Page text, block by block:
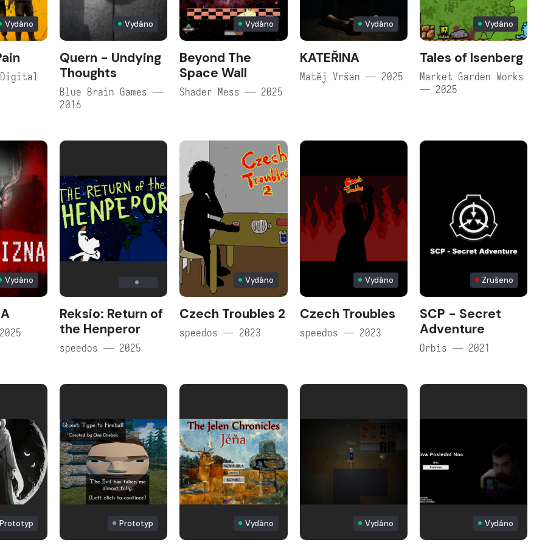
Vydáno
Digital
Vydáno
Quern - Undying
Thoughts
Blue Brain Games —
2016
Vydáno
Beyond The
Space Wall
Shader Mess — 2025
Vydáno
KATEŘINA
Matěj Vršan — 2025
Vydáno
Tales of Isenberg
Market Garden Works
— 2025
Vydáno
Reksio: Return of
the Henperor
speedos — 2025
Vydáno
Czech Troubles 2
speedos — 2023
Vydáno
Czech Troubles
speedos — 2023
Zrušeno
SCP - Secret
Adventure
Orbis — 2021
Prototyp Prototyp Vydáno Vydáno Vydáno